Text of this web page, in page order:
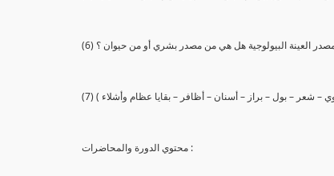
مصدر العينة البيولوجية هل هي من مصدر بشري أو من حيوان ؟
– شعر – بول – براز – أسنان – أظافر – بقايا عظام وأشلاء )
محتوي الدورة والمحاضرات :